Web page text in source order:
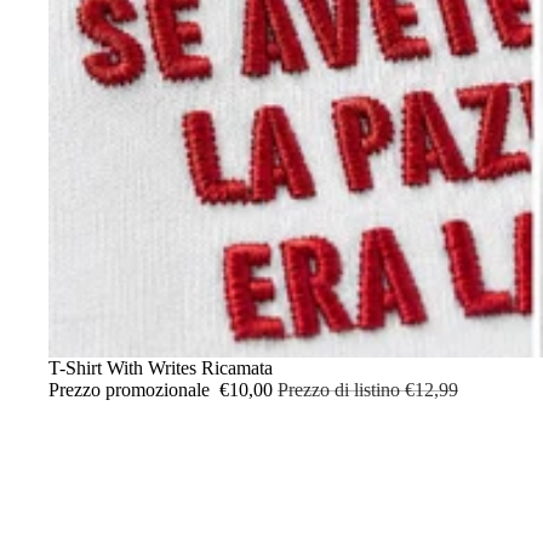
IN OFFERTA
T-Shirt With Writes Ricamata
Prezzo promozionale €10,00 Prezzo di listino€12,99